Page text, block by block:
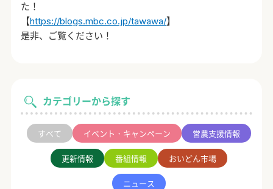
カテゴリーから探す
すべて イベント・キャンペーン 営農支援情報
更新情報 番組情報 おいどん市場
ニュース
た！
【https://blogs.mbc.co.jp/tawawa/】
是非、ご覧ください！